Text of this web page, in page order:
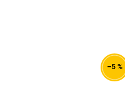
–5 %